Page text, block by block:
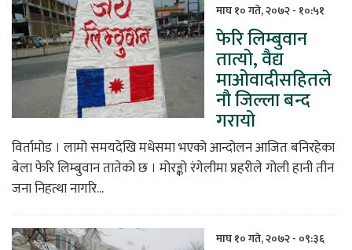
माघ १० गते, २०७२ - १०:५१
फेरि लिम्बुवान
तात्यो, वैद्य
माओवादीसहितले
नौ जिल्ला बन्द
गरायो
विर्तामोड । लामो समयदेखि मधेसमा भएको आन्दोलन आजित बनिरहेका
बेला फेरि लिम्बुवान तातेको छ । मोरङ्को रंगेलीमा प्रहरीले गोली हानी तीन
जना निहत्था नागरि...
माघ १० गते, २०७२ - ०९:३६